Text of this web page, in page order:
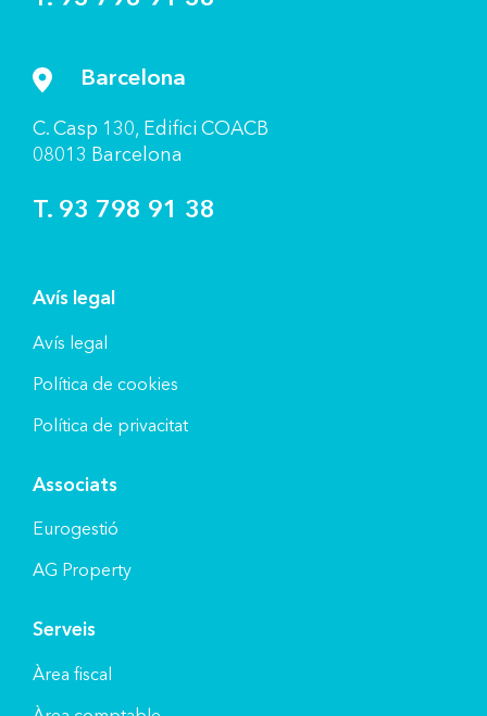
Barcelona
C. Casp 130, Ediﬁci COACB
08013 Barcelona
T. 93 798 91 38
Avís legal
Avís legal
Política de cookies
Política de privacitat
Associats
Eurogestió
AG Property
Serveis
Àrea fiscal